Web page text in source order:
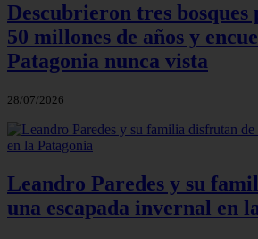
Descubrieron tres bosques
50 millones de años y
Patagonia nunca vista
28/07/2026
Leandro Paredes y su
una escapada invernal en